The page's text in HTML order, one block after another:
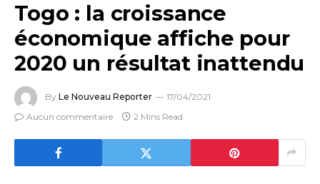
Togo : la croissance
économique affiche pour
2020 un résultat inattendu
By Le Nouveau Reporter
17/04/2021
Aucun commentaire
2 Mins Read